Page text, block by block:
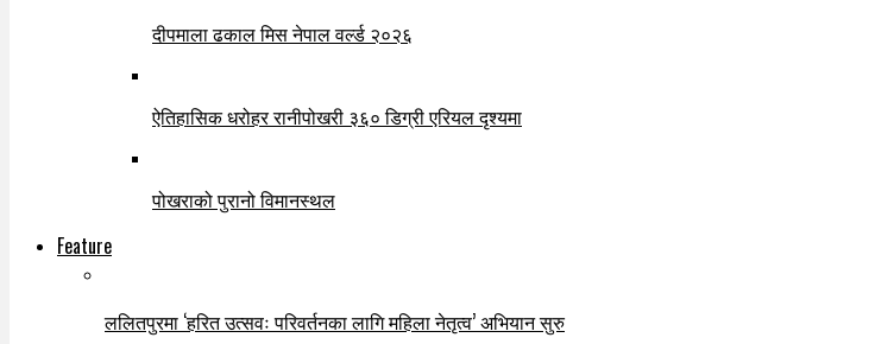
दीपमाला ढकाल मिस नेपाल वर्ल्ड २०२६
ऐतिहासिक धरोहर रानीपोखरी ३६० डिग्री एरियल दृश्यमा
पोखराको पुरानो विमानस्थल
Feature
ललितपुरमा ‘हरित उत्सवः परिवर्तनका लागि महिला नेतृत्व’ अभियान सुरु